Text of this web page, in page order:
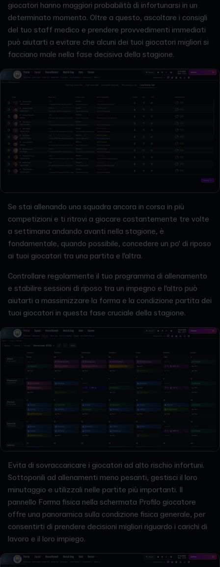
giocatori hanno maggiori probabilità di infortunarsi in un
determinato momento. Oltre a questo, ascoltare i consigli
del tuo staff medico e prendere provvedimenti immediati
può aiutarti a evitare che alcuni dei tuoi giocatori migliori si
facciano male nella fase decisiva della stagione.
Se stai allenando una squadra ancora in corsa in più
competizioni e ti ritrovi a giocare costantemente tre volte
a settimana andando avanti nella stagione, è
fondamentale, quando possibile, concedere un po' di riposo
ai tuoi giocatori tra una partita e l'altra.
Controllare regolarmente il tuo programma di allenamento
e stabilire sessioni di riposo tra un impegno e l'altro può
aiutarti a massimizzare la forma e la condizione partita dei
tuoi giocatori in questa fase cruciale della stagione.
Evita di sovraccaricare i giocatori ad alto rischio infortuni.
Sottoponili ad allenamenti meno pesanti, gestisci il loro
minutaggio e utilizzali nelle partite più importanti. Il
pannello Forma fisica nella schermata Profilo giocatore
offre una panoramica sulla condizione fisica generale, per
consentirti di prendere decisioni migliori riguardo i carichi di
lavoro e il loro impiego.